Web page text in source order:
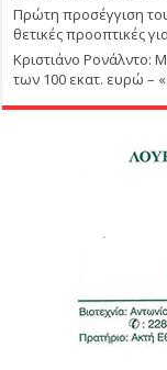
Πρώτη προσέγγιση
θετικές προοπτικές
Κριστιάνο Ρονάλντο:
των 100 εκατ. ευρώ –